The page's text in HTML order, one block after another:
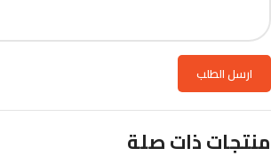
منتجات ذات صلة